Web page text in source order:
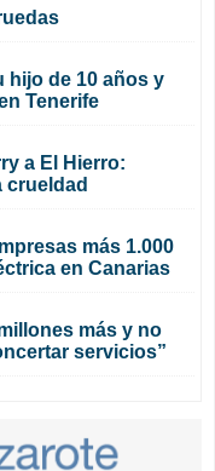
hijo de 10 años y
Tenerife
a El Hierro:
crueldad
más 1.000
en Canarias
más y no
servicios”